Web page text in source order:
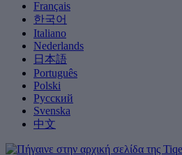
Français
한국어
Italiano
Nederlands
日本語
Português
Polski
Русский
Svenska
中文